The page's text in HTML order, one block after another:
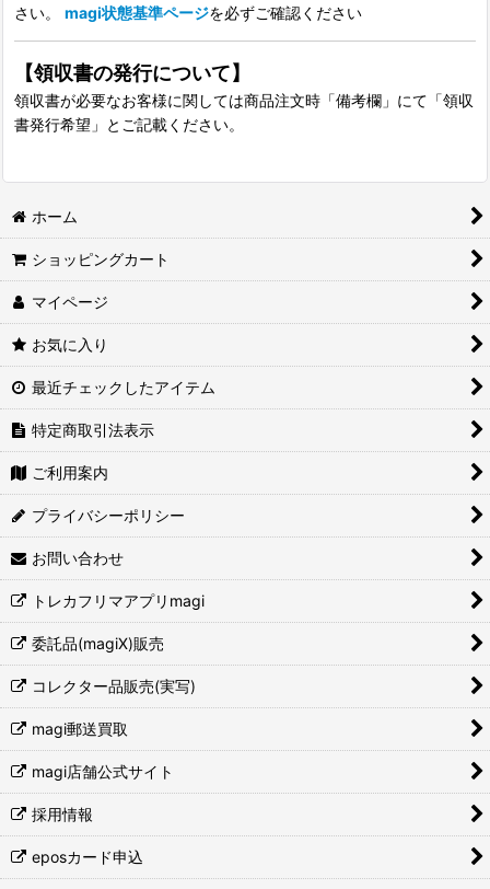
さい。 magi状態基準ページを必ずご確認ください
【領収書の発行について】
領収書が必要なお客様に関しては商品注文時「備考欄」にて「領収
書発行希望」とご記載ください。
ホーム
ショッピングカート
マイページ
お気に入り
最近チェックしたアイテム
特定商取引法表示
ご利用案内
プライバシーポリシー
お問い合わせ
トレカフリマアプリmagi
委託品(magiX)販売
コレクター品販売(実写)
magi郵送買取
magi店舗公式サイト
採用情報
eposカード申込